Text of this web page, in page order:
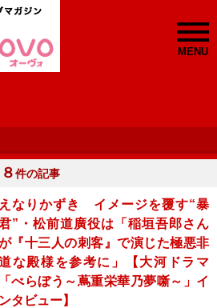
MENU
８件の記事
えなりかずき イメージを覆す“暴
”・松前道廣役は「稲垣吾郎さん
『十三人の刺客』で演じた極悪非
な殿様を参考に」【大河ドラマ
「べらぼう～蔦重栄華乃夢噺～」イ
ンタビュー】